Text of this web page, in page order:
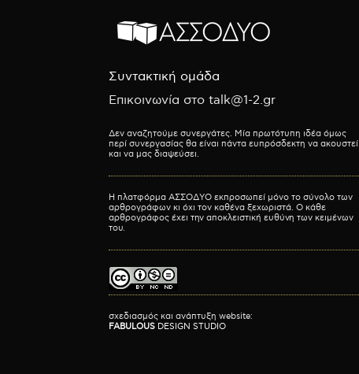
Συντακτική ομάδα
Επικοινωνία στο talk@1-2.gr
Δεν αναζητούμε συνεργάτες. Μία πρωτότυπη ιδέα όμως
περί συνεργασίας θα είναι πάντα ευπρόσδεκτη να ακουστεί
και να μας διαψεύσει.
Η πλατφόρμα ΑΣΣΟΔΥΟ εκπροσωπεί μόνο το σύνολο των
αρθρογράφων κι όχι τον καθένα ξεχωριστά. Ο κάθε
αρθρογράφος έχει την αποκλειστική ευθύνη των κειμένων
του.
σχεδιασμός και ανάπτυξη website:
FABULOUS DESIGN STUDIO